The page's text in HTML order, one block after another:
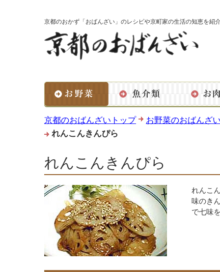
京都のおかず「おばんざい」のレシピや京町家の生活の知恵を紹
京都のおばんざいトップ
お野菜のおばんざ
れんこんきんぴら
れんこんきんぴら
れんこ
味のき
で七味